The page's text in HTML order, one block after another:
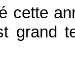
cette
grand